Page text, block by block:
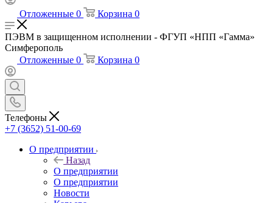
Отложенные 0 Корзина 0
ПЭВМ в защищенном исполнении - ФГУП «НПП «Гамма»
Симферополь
Отложенные 0 Корзина 0
Телефоны
+7 (3652) 51-00-69
О предприятии
Назад
О предприятии
О предприятии
Новости